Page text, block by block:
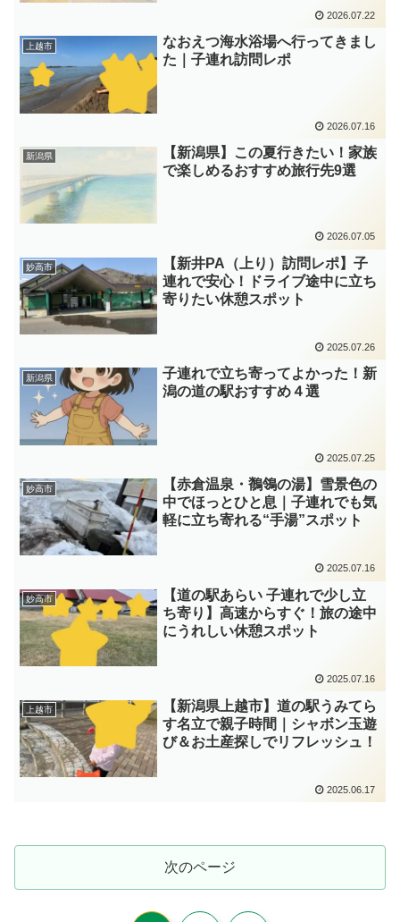
2026.07.22
上越市
なおえつ海水浴場へ行ってきまし
た｜子連れ訪問レポ
2026.07.16
新潟県
【新潟県】この夏行きたい！家族
で楽しめるおすすめ旅行先9選
2026.07.05
妙高市
【新井PA（上り）訪問レポ】子
連れで安心！ドライブ途中に立ち
寄りたい休憩スポット
2025.07.26
新潟県
子連れで立ち寄ってよかった！新
潟の道の駅おすすめ４選
2025.07.25
妙高市
【赤倉温泉・鶺鴒の湯】雪景色の
中でほっとひと息｜子連れでも気
軽に立ち寄れる“手湯”スポット
2025.07.16
妙高市
【道の駅あらい 子連れで少し立
ち寄り】高速からすぐ！旅の途中
にうれしい休憩スポット
2025.07.16
上越市
【新潟県上越市】道の駅うみてら
す名立で親子時間｜シャボン玉遊
び＆お土産探しでリフレッシュ！
2025.06.17
次のページ